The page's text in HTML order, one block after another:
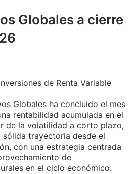
Globales a cierre
de Renta Variable
Globales ha concluido el mes
rentabilidad acumulada en el
de la volatilidad a corto plazo,
trayectoria desde el
con una estrategia centrada
de
en el ciclo económico.